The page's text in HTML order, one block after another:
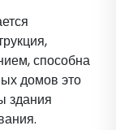
способна
домов это
здания